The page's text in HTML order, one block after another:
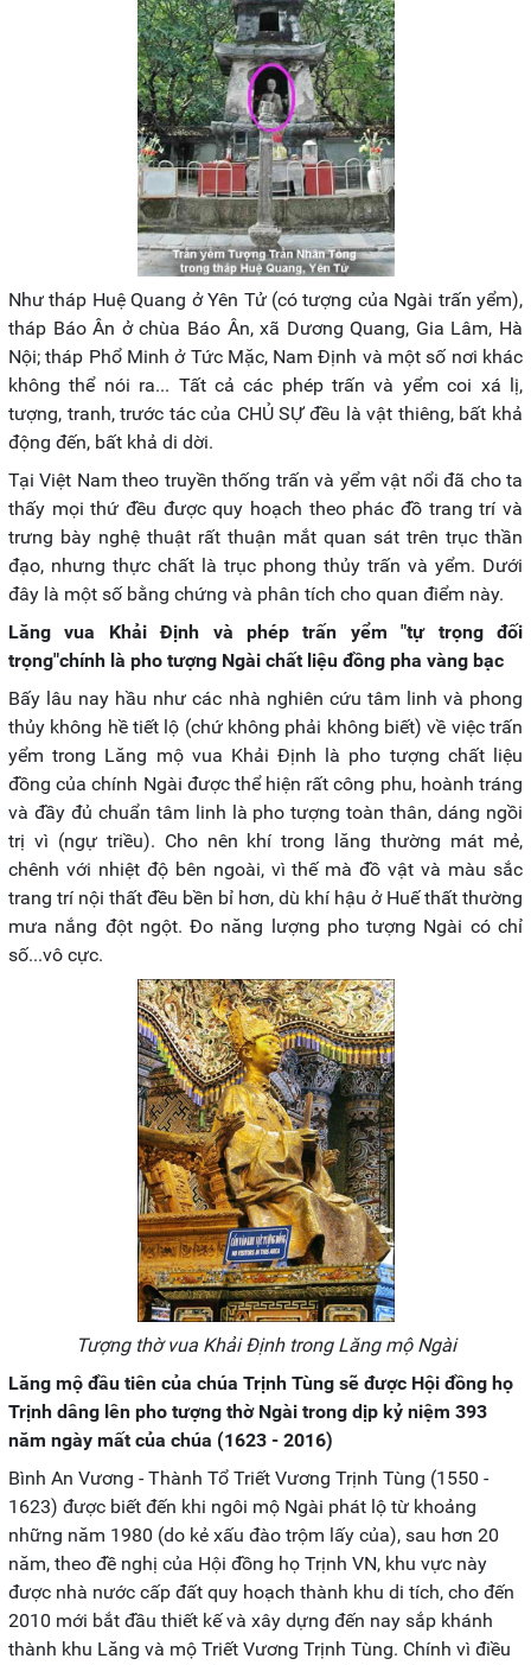
Như tháp Huệ Quang ở Yên Tử (có tượng của Ngài trấn yểm),
tháp Báo Ân ở chùa Báo Ân, xã Dương Quang, Gia Lâm, Hà
Nội; tháp Phổ Minh ở Tức Mặc, Nam Định và một số nơi khác
không thể nói ra... Tất cả các phép trấn và yểm coi xá lị,
tượng, tranh, trước tác của CHỦ SỰ đều là vật thiêng, bất khả
động đến, bất khả di dời.
Tại Việt Nam theo truyền thống trấn và yểm vật nổi đã cho ta
thấy mọi thứ đều được quy hoạch theo phác đồ trang trí và
trưng bày nghệ thuật rất thuận mắt quan sát trên trục thần
đạo, nhưng thực chất là trục phong thủy trấn và yểm. Dưới
đây là một số bằng chứng và phân tích cho quan điểm này.
Lăng vua Khải Định và phép trấn yểm "tự trọng đối
trọng"chính là pho tượng Ngài chất liệu đồng pha vàng bạc
Bấy lâu nay hầu như các nhà nghiên cứu tâm linh và phong
thủy không hề tiết lộ (chứ không phải không biết) về việc trấn
yểm trong Lăng mộ vua Khải Định là pho tượng chất liệu
đồng của chính Ngài được thể hiện rất công phu, hoành tráng
và đầy đủ chuẩn tâm linh là pho tượng toàn thân, dáng ngồi
trị vì (ngự triều). Cho nên khí trong lăng thường mát mẻ,
chênh với nhiệt độ bên ngoài, vì thế mà đồ vật và màu sắc
trang trí nội thất đều bền bỉ hơn, dù khí hậu ở Huế thất thường
mưa nắng đột ngột. Đo năng lượng pho tượng Ngài có chỉ
số...vô cực.
Tượng thờ vua Khải Định trong Lăng mộ Ngài
Lăng mộ đầu tiên của chúa Trịnh Tùng sẽ được Hội đồng họ
Trịnh dâng lên pho tượng thờ Ngài trong dịp kỷ niệm 393
năm ngày mất của chúa (1623 - 2016)
Bình An Vương - Thành Tổ Triết Vương Trịnh Tùng (1550 -
1623) được biết đến khi ngôi mộ Ngài phát lộ từ khoảng
những năm 1980 (do kẻ xấu đào trộm lấy của), sau hơn 20
năm, theo đề nghị của Hội đồng họ Trịnh VN, khu vực này
được nhà nước cấp đất quy hoạch thành khu di tích, cho đến
2010 mới bắt đầu thiết kế và xây dựng đến nay sắp khánh
thành khu Lăng và mộ Triết Vương Trịnh Tùng. Chính vì điều